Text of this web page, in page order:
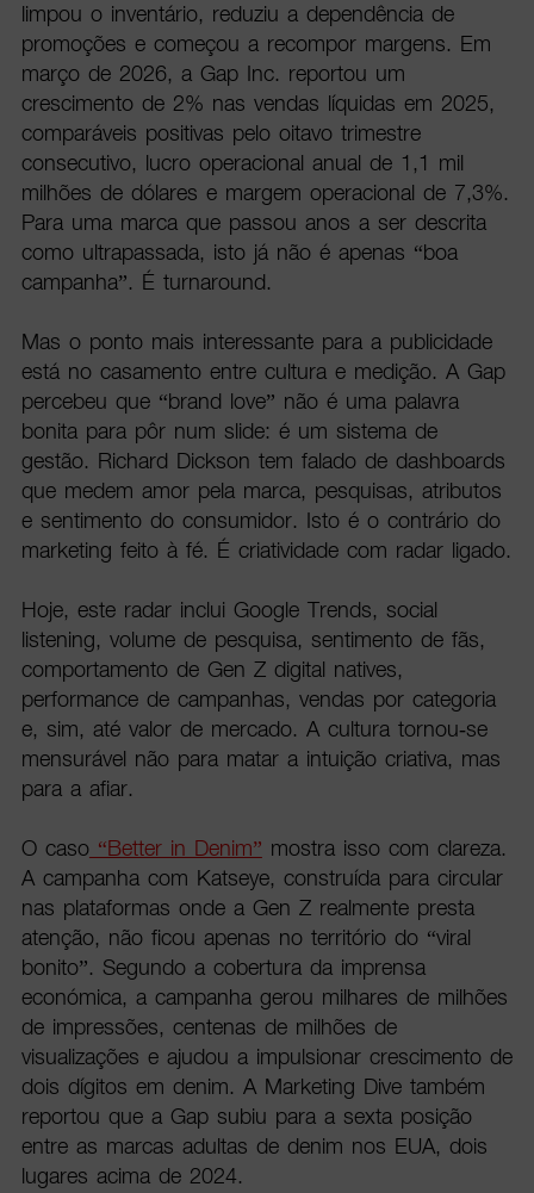
limpou o inventário, reduziu a dependência de
promoções e começou a recompor margens. Em
março de 2026, a Gap Inc. reportou um
crescimento de 2% nas vendas líquidas em 2025,
comparáveis positivas pelo oitavo trimestre
consecutivo, lucro operacional anual de 1,1 mil
milhões de dólares e margem operacional de 7,3%.
Para uma marca que passou anos a ser descrita
como ultrapassada, isto já não é apenas “boa
campanha”. É turnaround.
Mas o ponto mais interessante para a publicidade
está no casamento entre cultura e medição. A Gap
percebeu que “brand love” não é uma palavra
bonita para pôr num slide: é um sistema de
gestão. Richard Dickson tem falado de dashboards
que medem amor pela marca, pesquisas, atributos
e sentimento do consumidor. Isto é o contrário do
marketing feito à fé. É criatividade com radar ligado.
Hoje, este radar inclui Google Trends, social
listening, volume de pesquisa, sentimento de fãs,
comportamento de Gen Z digital natives,
performance de campanhas, vendas por categoria
e, sim, até valor de mercado. A cultura tornou-se
mensurável não para matar a intuição criativa, mas
para a afiar.
O caso“Better in Denim” mostra isso com clareza.
A campanha com Katseye, construída para circular
nas plataformas onde a Gen Z realmente presta
atenção, não ficou apenas no território do “viral
bonito”. Segundo a cobertura da imprensa
económica, a campanha gerou milhares de milhões
de impressões, centenas de milhões de
visualizações e ajudou a impulsionar crescimento de
dois dígitos em denim. A Marketing Dive também
reportou que a Gap subiu para a sexta posição
entre as marcas adultas de denim nos EUA, dois
lugares acima de 2024.